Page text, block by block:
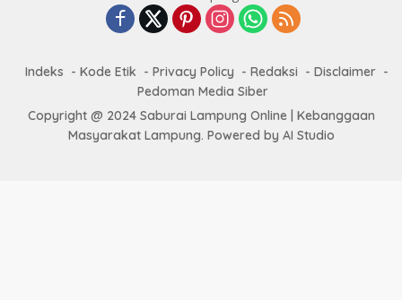
Indeks Kode Etik Privacy Policy Redaksi
Disclaimer
Pedoman Media Siber
Copyright @ 2024 Saburai Lampung Online | Kebanggaan
Masyarakat Lampung. Powered by AI Studio